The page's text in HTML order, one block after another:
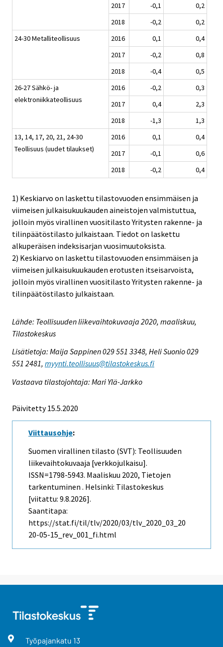
2017
-0,1
0,2
2018
-0,2
0,2
24-30 Metalliteollisuus
2016 0,1
0,4
2017
-0,2
0,8
2018
-0,4
0,5
26-27 Sähkö- ja
elektroniikkateollisuus
2016 -0,2
0,3
2017
0,4
2,3
2018
-1,3
1,3
13, 14, 17, 20, 21, 24-30
Teollisuus (uudet tilaukset)
2016 0,1
0,4
2017
-0,1
0,6
2018
-0,2 0,4
1) Keskiarvo on laskettu tilastovuoden ensimmäisen ja
viimeisen julkaisukuukauden aineistojen valmistuttua,
jolloin myös virallinen vuositilasto Yritysten rakenne- ja
tilinpäätöstilasto julkaistaan. Tiedot on laskettu
alkuperäisen indeksisarjan vuosimuutoksista.
2) Keskiarvo on laskettu tilastovuoden ensimmäisen ja
viimeisen julkaisukuukauden erotusten itseisarvoista,
jolloin myös virallinen vuositilasto Yritysten rakenne- ja
tilinpäätöstilasto julkaistaan.
Lähde: Teollisuuden liikevaihtokuvaaja 2020, maaliskuu,
Tilastokeskus
Lisätietoja: Maija Sappinen 029 551 3348, Heli Suonio 029
551 2481, myynti.teollisuus@tilastokeskus.fi
Vastaava tilastojohtaja: Mari Ylä-Jarkko
Päivitetty 15.5.2020
Viittausohje:
Suomen virallinen tilasto (SVT): Teollisuuden
liikevaihtokuvaaja [verkkojulkaisu].
ISSN=1798-5943. Maaliskuu 2020, Tietojen
tarkentuminen . Helsinki: Tilastokeskus
[viitattu: 9.8.2026].
Saantitapa:
https://stat.fi/til/tlv/2020/03/tlv_2020_03_20
20-05-15_rev_001_fi.html
Työpajankatu 13